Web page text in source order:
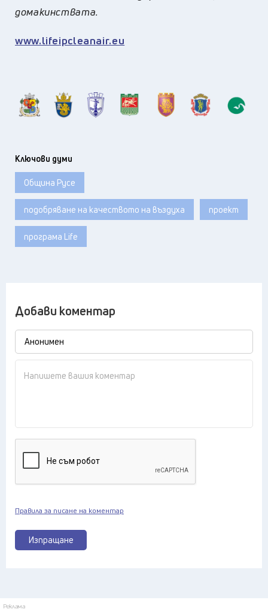
домакинствата.
www.lifeipcleanair.eu
Ключови думи
Община Русе
подобряване на качеството на въздуха проект
програма Life
Добави коментар
Изпращане
Правила за писане на коментар
Реклама